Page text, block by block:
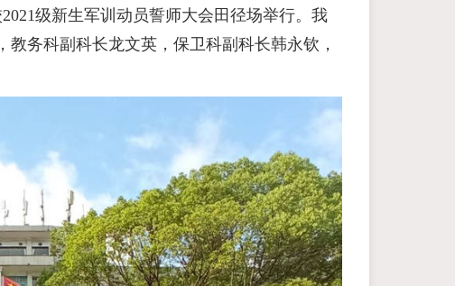
级新生军训动员誓师大会田径场举行。我
务科副科长龙文英，保卫科副科长韩永钦，